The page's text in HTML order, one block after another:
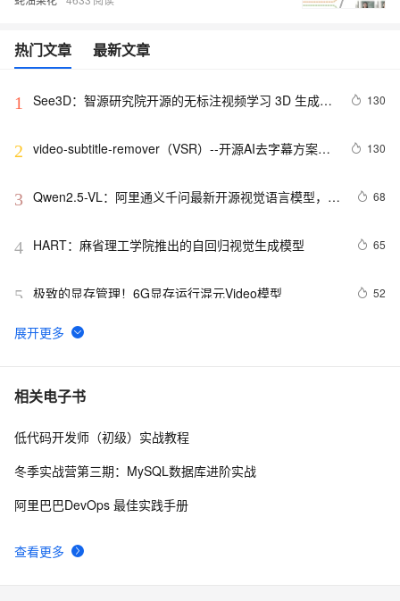
热门文章 最新文章
1
See3D：智源研究院开源的无标注视频学习 3D 生成模
130
2 video-subtitle-remover（VSR）--开源AI去字幕方案深
130
3 Qwen2.5-VL：阿里通义千问最新开源视觉语言模型，能
68
4 HART：麻省理工学院推出的自回归视觉生成模型 65
5 极致的显存管理！6G显存运行混元Video模型 52
6
AniDoc：蚂蚁集团开源 2D 动画上色 AI 模型，基于视频
7 ColorFlow：腾讯和清华大学联合推出的图像序列着色模
漫画
8 StableAnimator：复旦联合微软等机构推出的端到端身
风格和场景，性能与 GPT4o 相当
支持多语言翻译并嵌入原图，保持漫画的原始风格和布
相关电子书
查看更多
低代码开发师（初级）实战教程
冬季实战营第三期：MySQL数据库进阶实战
阿里巴巴DevOps 最佳实践手册